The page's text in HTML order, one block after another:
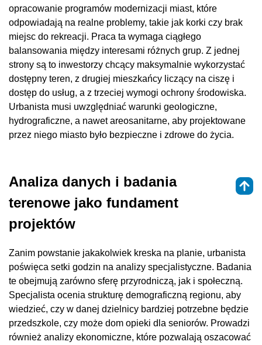
opracowanie programów modernizacji miast, które
odpowiadają na realne problemy, takie jak korki czy brak
miejsc do rekreacji. Praca ta wymaga ciągłego
balansowania między interesami różnych grup. Z jednej
strony są to inwestorzy chcący maksymalnie wykorzystać
dostępny teren, z drugiej mieszkańcy liczący na ciszę i
dostęp do usług, a z trzeciej wymogi ochrony środowiska.
Urbanista musi uwzględniać warunki geologiczne,
hydrograficzne, a nawet areosanitarne, aby projektowane
przez niego miasto było bezpieczne i zdrowe do życia.
Analiza danych i badania
terenowe jako fundament
projektów
Zanim powstanie jakakolwiek kreska na planie, urbanista
poświęca setki godzin na analizy specjalistyczne. Badania
te obejmują zarówno sferę przyrodniczą, jak i społeczną.
Specjalista ocenia strukturę demograficzną regionu, aby
wiedzieć, czy w danej dzielnicy bardziej potrzebne będzie
przedszkole, czy może dom opieki dla seniorów. Prowadzi
również analizy ekonomiczne, które pozwalają oszacować